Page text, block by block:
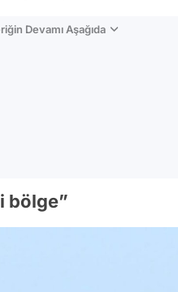
Devamı Aşağıda
bölge”